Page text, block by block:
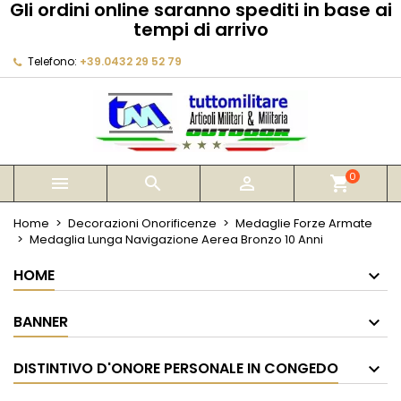
Gli ordini online saranno spediti in base ai
tempi di arrivo
Telefono: +39.0432 29 52 79
   shopping_cart0
Home Decorazioni Onorificenze
Medaglie Forze Armate
Medaglia Lunga Navigazione Aerea Bronzo 10 Anni
HOME
BANNER
DISTINTIVO D'ONORE PERSONALE IN CONGEDO
My wishlists
add_circle_outline Create new list
Crea lista dei desideri
Annulla Crea lista dei desideri
Devi avere effettuato l'accesso per salvare dei
prodotti nella tua lista dei desideri.
Annulla